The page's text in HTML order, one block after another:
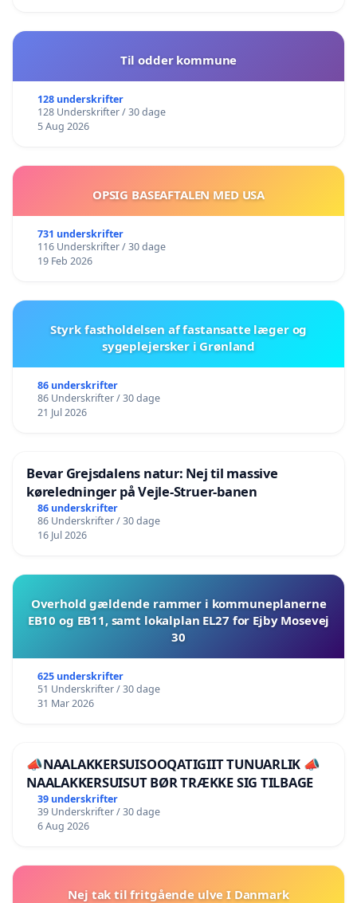
Til odder kommune
128 underskrifter
128 Underskrifter / 30 dage
5 Aug 2026
OPSIG BASEAFTALEN MED USA
731 underskrifter
116 Underskrifter / 30 dage
19 Feb 2026
Styrk fastholdelsen af fastansatte læger og
sygeplejersker i Grønland
86 underskrifter
86 Underskrifter / 30 dage
21 Jul 2026
Bevar Grejsdalens natur: Nej til massive
køreledninger på Vejle-Struer-banen
86 underskrifter
86 Underskrifter / 30 dage
16 Jul 2026
Overhold gældende rammer i kommuneplanerne
EB10 og EB11, samt lokalplan EL27 for Ejby Mosevej
30
625 underskrifter
51 Underskrifter / 30 dage
31 Mar 2026
📣NAALAKKERSUISOOQATIGIIT TUNUARLIK 📣
NAALAKKERSUISUT BØR TRÆKKE SIG TILBAGE
39 underskrifter
39 Underskrifter / 30 dage
6 Aug 2026
Nej tak til fritgående ulve I Danmark